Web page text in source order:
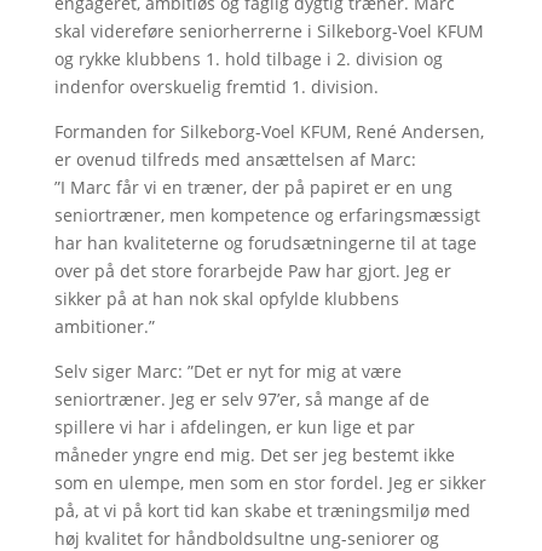
skal videreføre seniorherrerne i Silkeborg-Voel KFUM
og rykke klubbens 1. hold tilbage i 2. division og
indenfor overskuelig fremtid 1. division.
Formanden for Silkeborg-Voel KFUM, René Andersen,
er ovenud tilfreds med ansættelsen af Marc:
”I Marc får vi en træner, der på papiret er en ung
seniortræner, men kompetence og erfaringsmæssigt
har han kvaliteterne og forudsætningerne til at tage
over på det store forarbejde Paw har gjort. Jeg er
sikker på at han nok skal opfylde klubbens
ambitioner.”
Selv siger Marc: ”Det er nyt for mig at være
seniortræner. Jeg er selv 97’er, så mange af de
spillere vi har i afdelingen, er kun lige et par
måneder yngre end mig. Det ser jeg bestemt ikke
som en ulempe, men som en stor fordel. Jeg er sikker
på, at vi på kort tid kan skabe et træningsmiljø med
høj kvalitet for håndboldsultne ung-seniorer og